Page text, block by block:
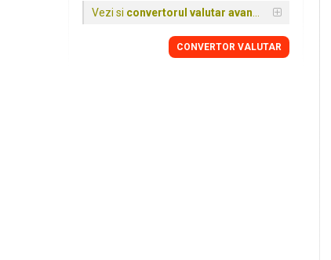
Vezi si convertorul valutar avansat
CONVERTOR VALUTAR